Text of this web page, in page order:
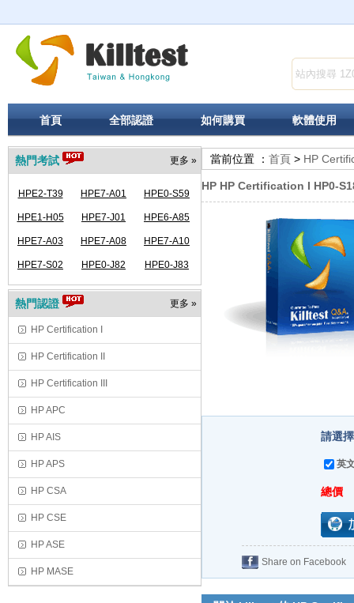
首頁 全部認證 如何購買 軟體使用
更多 »
熱門考試
HPE2-T39 HPE7-A01 HPE0-S59
HPE1-H05 HPE7-J01 HPE6-A85
HPE7-A03 HPE7-A08 HPE7-A10
HPE7-S02 HPE0-J82 HPE0-J83
更多 »
熱門認證
HP Certification I
HP Certification II
HP Certification III
HP APC
HP AIS
HP APS
HP CSA
HP CSE
HP ASE
HP MASE
當前位置 ： 首頁 > HP
HP HP Certification I HP0-
請選
英
總價
Share on Facebook